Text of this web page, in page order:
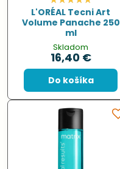
L'ORÉAL Tecni Art
Volume Panache 250
ml
Skladom
16,40 €
Do košíka